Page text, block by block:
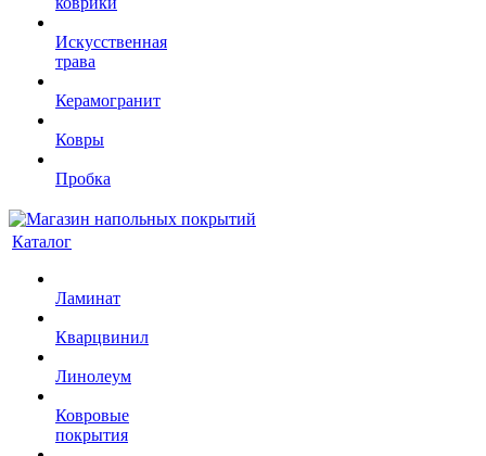
Искусственная
трава
Керамогранит
Ковры
Пробка
Каталог
Ламинат
Кварцвинил
Линолеум
Ковровые
покрытия